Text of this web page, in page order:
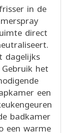
in de
direct
dagelijks
het
een
badkamer
een warme